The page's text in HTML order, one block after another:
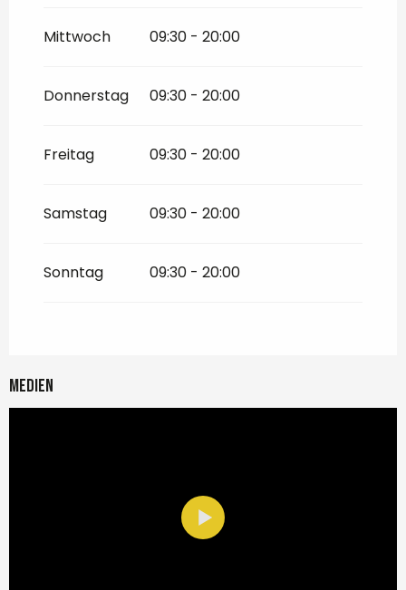
Mittwoch 09:30 - 20:00
Donnerstag 09:30 - 20:00
Freitag 09:30 - 20:00
Samstag 09:30 - 20:00
Sonntag 09:30 - 20:00
Medien